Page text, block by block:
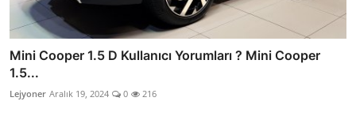
Mini Cooper 1.5 D Kullanıcı Yorumları ? Mini Cooper
1.5...
Lejyoner Aralık 19, 2024 0 216